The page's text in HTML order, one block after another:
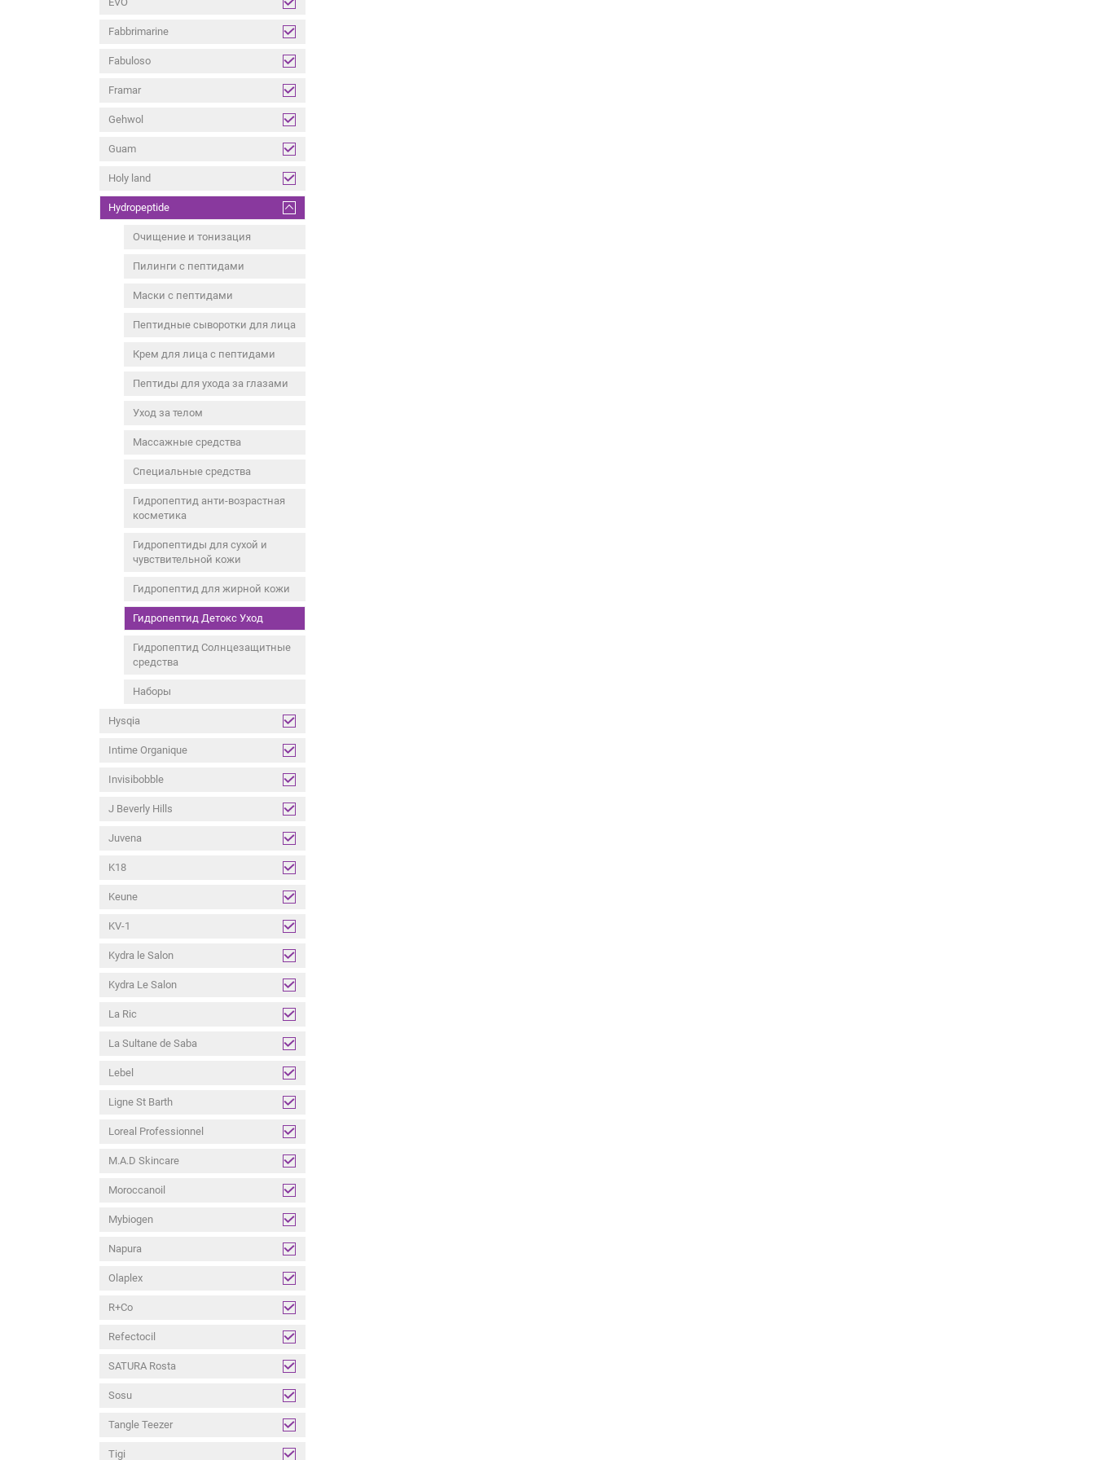
Fabbrimarine
Fabuloso
Framar
Gehwol
Guam
Holy land
Hydropeptide
Очищение и тонизация
Пилинги с пептидами
Маски с пептидами
Пептидные сыворотки для лица
Крем для лица с пептидами
Пептиды для ухода за глазами
Уход за телом
Массажные средства
Специальные средства
Гидропептид анти-возрастная
косметика
Гидропептиды для сухой и
чувствительной кожи
Гидропептид для жирной кожи
Гидропептид Детокс Уход
Гидропептид Солнцезащитные
средства
Наборы
Hysqia
Intime Organique
Invisibobble
J Beverly Hills
Juvena
K18
Keune
KV-1
Kydra le Salon
Kydra Le Salon
La Ric
La Sultane de Saba
Lebel
Ligne St Barth
Loreal Professionnel
M.A.D Skincare
Moroccanoil
Mybiogen
Napura
Olaplex
R+Co
Refectocil
SATURA Rosta
Sosu
Tangle Teezer
Tigi